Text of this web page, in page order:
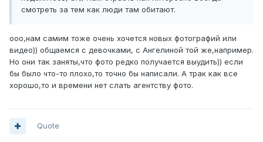
смотреть за тем как люди там обитают.
ооо,нам самим тоже очень хочется новых фотографий или
видео)) общаемся с девочками, с Ангелиной той же,например.
Но они так заняты,что фото редко получается выудить)) если
бы было что-то плохо,то точно бы написали. А трак как все
хорошо,то и времени нет слать агентству фото.
Quote